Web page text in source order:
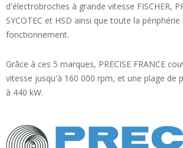
d'électrobroches à grande vitesse FISCHER,
SYCOTEC et HSD ainsi que toute la
fonctionnement.
Grâce à ces 5 marques, PRECISE FRANCE
vitesse jusqu'à 160 000 rpm, et une plage de
à 440 kW.